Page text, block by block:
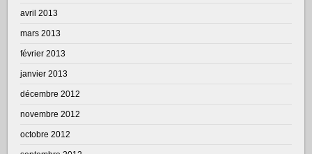
avril 2013
mars 2013
février 2013
janvier 2013
décembre 2012
novembre 2012
octobre 2012